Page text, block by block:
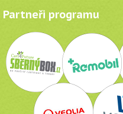
Partneři programu